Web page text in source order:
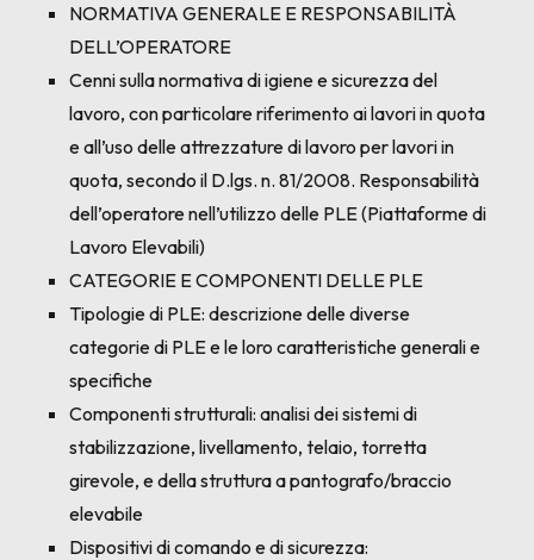
NORMATIVA GENERALE E RESPONSABILITÀ
DELL’OPERATORE
Cenni sulla normativa di igiene e sicurezza del
lavoro, con particolare riferimento ai lavori in quota
e all’uso delle attrezzature di lavoro per lavori in
quota, secondo il D.lgs. n. 81/2008. Responsabilità
dell’operatore nell’utilizzo delle PLE (Piattaforme di
Lavoro Elevabili)
CATEGORIE E COMPONENTI DELLE PLE
Tipologie di PLE: descrizione delle diverse
categorie di PLE e le loro caratteristiche generali e
specifiche
Componenti strutturali: analisi dei sistemi di
stabilizzazione, livellamento, telaio, torretta
girevole, e della struttura a pantografo/braccio
elevabile
Dispositivi di comando e di sicurezza: